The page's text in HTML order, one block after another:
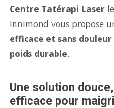
Centre Tatérapi Laser
Innimond vous propose
efficace et sans douleur
poids durable.
Une solution
efficace pour